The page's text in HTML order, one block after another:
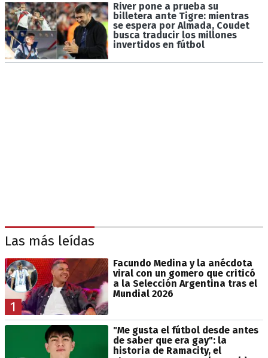
River pone a prueba su
billetera ante Tigre: mientras
se espera por Almada, Coudet
busca traducir los millones
invertidos en fútbol
Las más leídas
1
Facundo Medina y la anécdota
viral con un gomero que criticó
a la Selección Argentina tras el
Mundial 2026
"Me gusta el fútbol desde antes
de saber que era gay": la
historia de Ramacity, el